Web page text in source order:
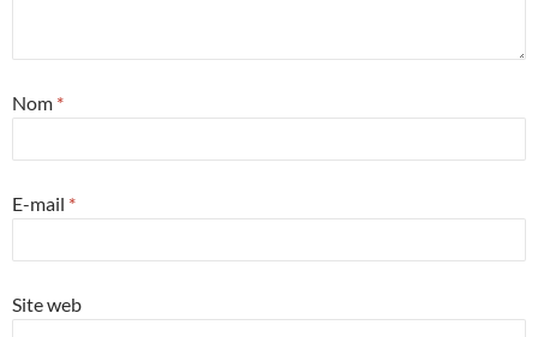
Nom *
E-mail *
Site web